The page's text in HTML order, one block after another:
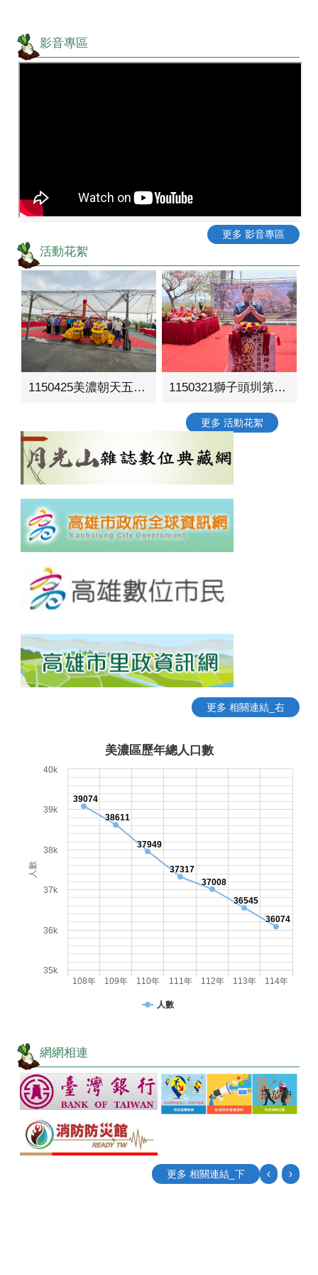
影音專區
更多 影音專區
活動花絮
1150425美濃朝天五穀宮周邊環境營造工程動土典禮 1150321獅子頭圳第二幹線環境綠美化工程動土典禮
更多 活動花絮
更多 相關連結_右
人數
美濃區歷年總人口數
39074
38611
37949
37317
37008
36545
36074
人數
108年 109年 110年 111年 112年 113年 114年
35k
36k
37k
38k
39k
40k
播放中
網網相連
更多 相關連結_下 ‹
›